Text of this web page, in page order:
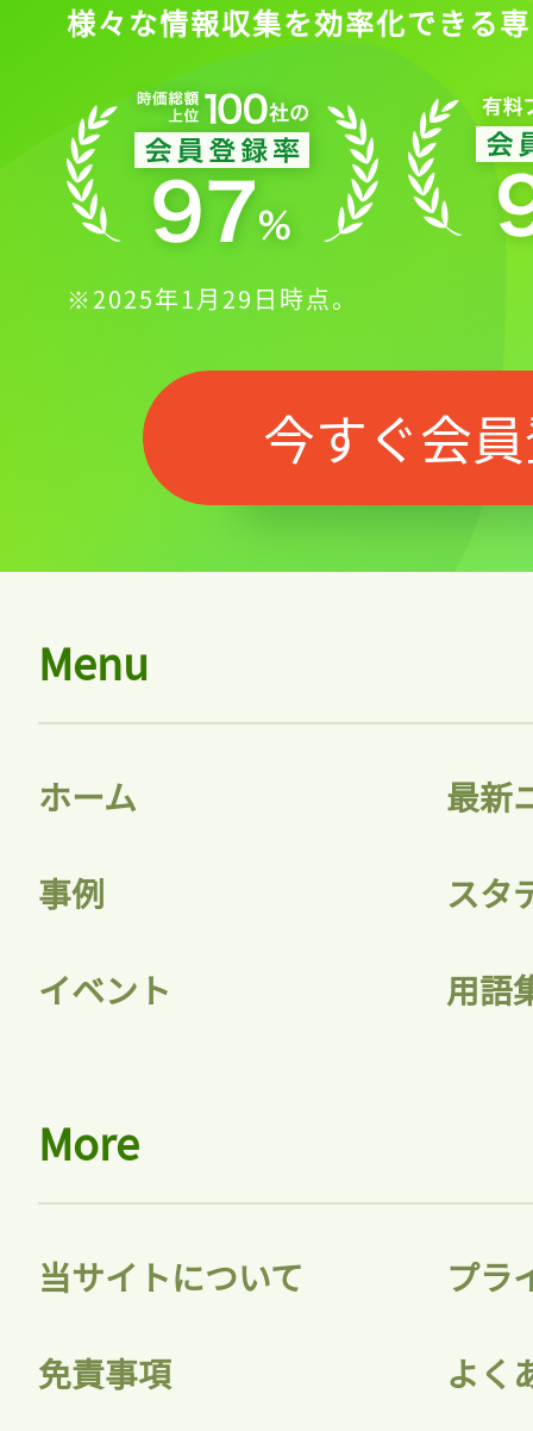
様々な情報収集を効率化できる
※2025年1月29日時点。
今すぐ会
Menu
ホーム 最新
事例 スタ
イベント 用語
More
当サイトについて プラ
免責事項 よく